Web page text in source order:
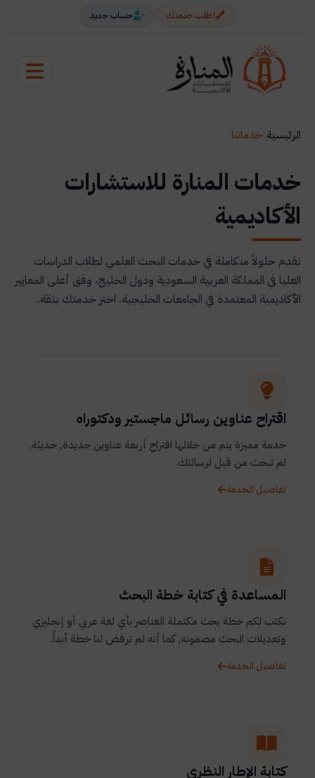
اطلب خدمتك حساب جديد
الرئيسية خدماتنا
خدمات المنارة للاستشارات
الأكاديمية
نقدم حلولاً متكاملة في خدمات البحث العلمي لطلاب الدراسات
العليا في المملكة العربية السعودية ودول الخليج، وفق أعلى المعايير
الأكاديمية المعتمدة في الجامعات الخليجية. اختر خدمتك بثقة.
اقتراح عناوين رسائل ماجستير ودكتوراه
خدمة مميزة يتم من خلالها اقتراح أربعة عناوين جديدة, حديثة,
لم تبحث من قبل لرسالتك.
تفاصيل الخدمة
المساعدة في كتابة خطة البحث
نكتب لكم خطة بحث مكتملة العناصر بأي لغة عربي أو إنجليزي
وتعديلات البحث مضمونه, كما أنه لم ترفض لنا خطة أبداً.
تفاصيل الخدمة
كتابة الإطار النظري